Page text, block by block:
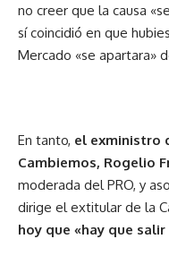
no creer que la causa
sí coincidió en que
Mercado «se apartara»
En tanto, el exministro
Cambiemos, Rogelio
moderada del PRO, y
dirige el extitular de la
hoy que «hay que